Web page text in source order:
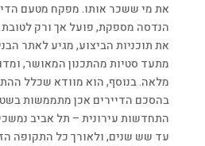
את מי ששכר אותו. מפקח מטעם
הנדסה מספקת, פועל אך ורק לטובת
את תוכניות הביצוע, מגיע לאתר
מתעד סטיות מהתכנון המאושר,
מלאה. בנוסף, הוא מוודא שכלל
בהסכם הדיירים אכן מתממשות
התחדשות עירונית – תל אביב
עד שש שנים, ולאורך כל התקופה